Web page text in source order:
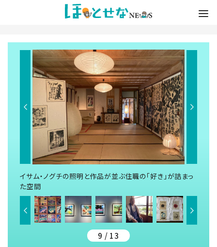
イサム・ノグチの照明と作品が並ぶ住職の「好き」が詰まっ
た空間
9 / 13